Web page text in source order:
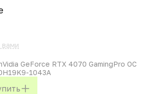
вами
GeForce RTX 4070 GamingPro OC
1043A